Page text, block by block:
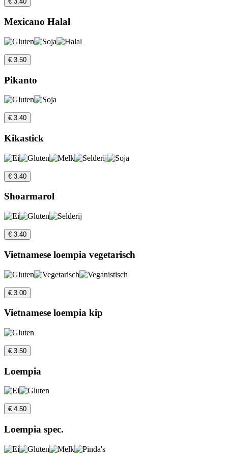
Mexicano Halal
€ 3.50
Pikanto
€ 3.40
Kikastick
€ 3.40
Shoarmarol
€ 3.40
Vietnamese loempia vegetarisch
€ 3.00
Vietnamese loempia kip
€ 3.50
Loempia
€ 4.50
Loempia spec.